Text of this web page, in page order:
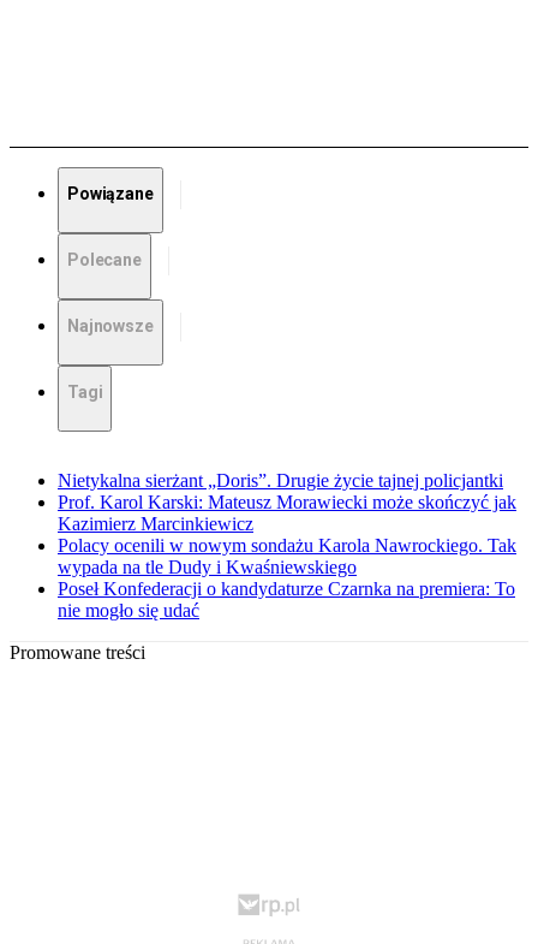
Powiązane
Polecane
Najnowsze
Tagi
Nietykalna sierżant „Doris”. Drugie życie tajnej policjantki
Prof. Karol Karski: Mateusz Morawiecki może skończyć jak
Kazimierz Marcinkiewicz
Polacy ocenili w nowym sondażu Karola Nawrockiego. Tak
wypada na tle Dudy i Kwaśniewskiego
Poseł Konfederacji o kandydaturze Czarnka na premiera: To
nie mogło się udać
Promowane treści